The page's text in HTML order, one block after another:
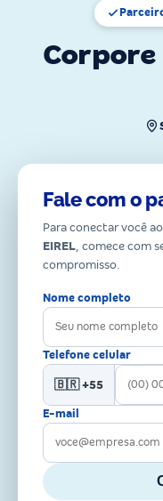
Fale com o
Para conectar você ao
EIREL, comece com
compromisso.
Nome completo
Telefone celular
🇧🇷 +55
E-mail